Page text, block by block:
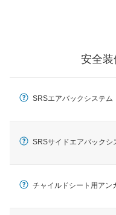
安全装
SRSエアバックシステム
SRSサイドエアバックシ
チャイルドシート用アン